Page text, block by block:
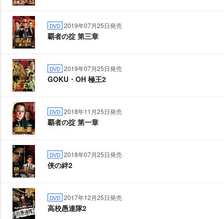
DVD 2019年07月25日発売
覇者の掟 第三章
DVD 2019年07月25日発売
GOKU・OH 極王2
DVD 2018年11月25日発売
覇者の掟 第一章
DVD 2018年07月25日発売
侠の絆2
DVD 2017年12月25日発売
高校愚連隊2